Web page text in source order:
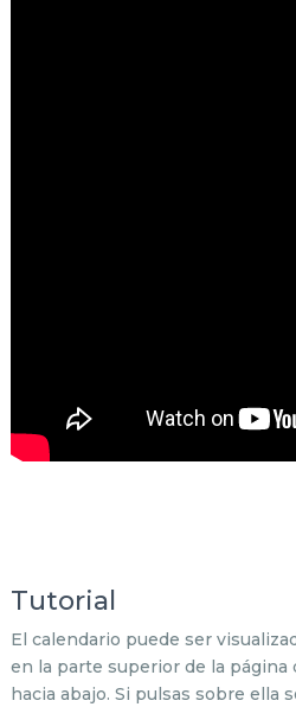
Tutorial
El calendario puede ser
en la parte superior de la página
hacia abajo. Si pulsas sobre ella